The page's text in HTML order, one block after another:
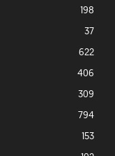
198
37
622
406
309
794
153